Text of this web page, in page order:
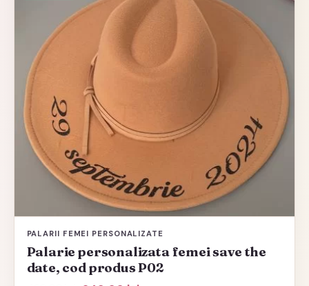
PALARII FEMEI PERSONALIZATE
Palarie personalizata femei save the
date, cod produs P02
multe
variații.
Opțiunile
pot
alese
produsului.